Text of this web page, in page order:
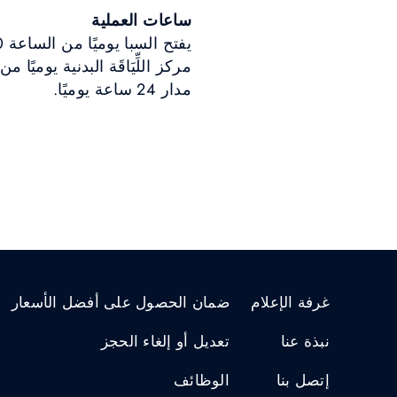
ساعات العملية
مدار 24 ساعة يوميًا.
غرفة الإعلام
نبذة عنا
إتصل بنا
ضمان الحصول على أفضل الأسعار
تعديل أو إلغاء الحجز
الوظائف